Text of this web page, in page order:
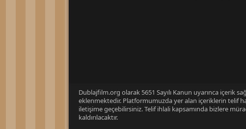
Dublajfilm.org olarak 5651 Sayılı Kanun uyarınca içerik
eklenmektedir. Platformumuzda yer alan içeriklerin telif
iletişime geçebilirsiniz. Telif ihlali kapsamında bizlere
kaldırılacaktır.